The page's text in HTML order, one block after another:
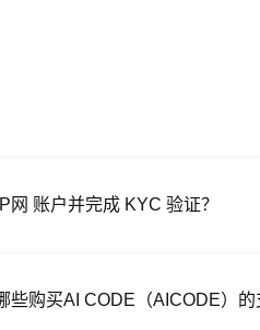
网 账户并完成 KYC 验证？
些购买AI CODE（AICODE）的